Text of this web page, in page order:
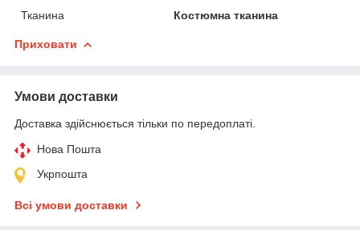
Тканина
Костюмна тканина
Приховати
Умови доставки
Доставка здійснюється тільки по передоплаті.
Нова Пошта
Укрпошта
Всі умови доставки